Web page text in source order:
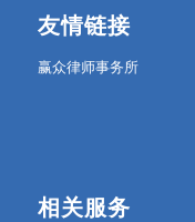
友情链接
赢众律师事务所
相关服务